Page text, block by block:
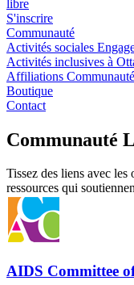
libre
S'inscrire
Communauté
Activités sociales
Activités inclusives à
Affiliations
Boutique
Contact
Communauté
Tissez des liens avec les
ressources qui
AIDS Committee